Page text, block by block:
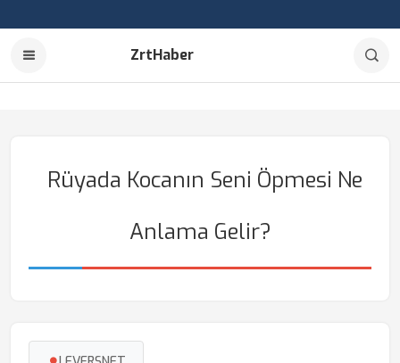
ZrtHaber
Rüyada Kocanın Seni Öpmesi Ne
Anlama Gelir?